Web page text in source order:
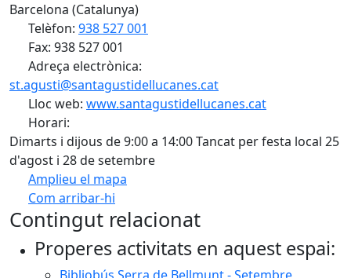
Barcelona (Catalunya)
Telèfon: 938 527 001
Fax: 938 527 001
Adreça electrònica:
st.agusti@santagustidellucanes.cat
Lloc web: www.santagustidellucanes.cat
Horari:
Dimarts i dijous de 9:00 a 14:00 Tancat per festa local 25
d'agost i 28 de setembre
Amplieu el mapa
Com arribar-hi
+
Contingut relacionat
Properes activitats en aquest espai: